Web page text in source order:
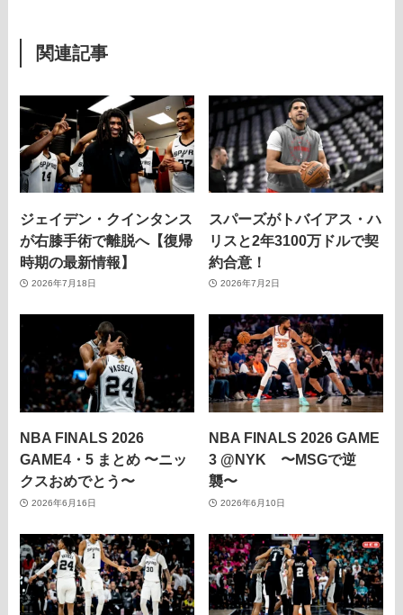
関連記事
ジェイデン・クインタンス
が右膝手術で離脱へ【復帰
時期の最新情報】
2026年7月18日
スパーズがトバイアス・ハ
リスと2年3100万ドルで契
約合意！
2026年7月2日
NBA FINALS 2026
GAME4・5 まとめ 〜ニッ
クスおめでとう〜
2026年6月16日
NBA FINALS 2026 GAME
3 @NYK 〜MSGで逆
襲〜
2026年6月10日